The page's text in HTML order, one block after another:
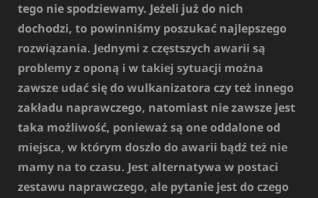
tego nie spodziewamy. Jeżeli już do nich
dochodzi, to powinniśmy poszukać najlepszego
rozwiązania. Jednymi z częstszych awarii są
problemy z oponą i w takiej sytuacji można
zawsze udać się do wulkanizatora czy też innego
zakładu naprawczego, natomiast nie zawsze jest
taka możliwość, ponieważ są one oddalone od
miejsca, w którym doszło do awarii bądź też nie
mamy na to czasu. Jest alternatywa w postaci
zestawu naprawczego, ale pytanie jest do czego